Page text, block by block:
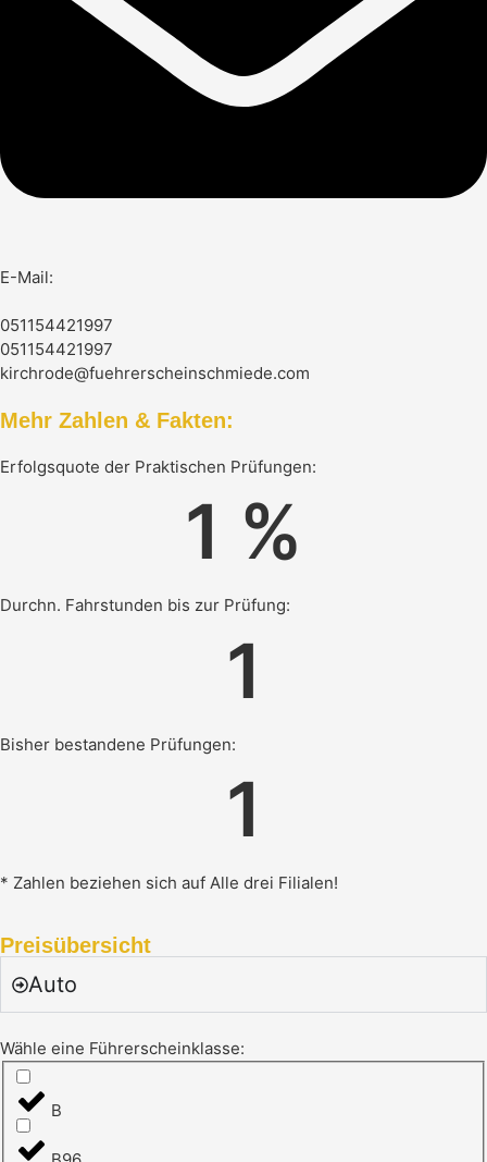
E-Mail:
051154421997
051154421997
kirchrode@fuehrerscheinschmiede.com
Mehr Zahlen & Fakten:
Erfolgsquote der Praktischen Prüfungen:
1 %
Durchn. Fahrstunden bis zur Prüfung:
1
Bisher bestandene Prüfungen:
1
* Zahlen beziehen sich auf Alle drei Filialen!
Preisübersicht
Auto
Wähle eine Führerscheinklasse:
B